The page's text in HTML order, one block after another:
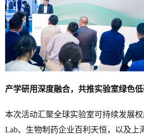
产学研用深度融合，共推实验室绿色
本次活动汇聚全球实验室可持续发展权
Lab、生物制药企业百利天恒，以及上